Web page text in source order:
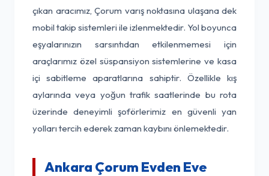
çıkan aracımız, Çorum varış noktasına ulaşana dek
mobil takip sistemleri ile izlenmektedir. Yol boyunca
eşyalarınızın sarsıntıdan etkilenmemesi için
araçlarımız özel süspansiyon sistemlerine ve kasa
içi sabitleme aparatlarına sahiptir. Özellikle kış
aylarında veya yoğun trafik saatlerinde bu rota
üzerinde deneyimli şoförlerimiz en güvenli yan
yolları tercih ederek zaman kaybını önlemektedir.
Ankara Çorum Evden Eve